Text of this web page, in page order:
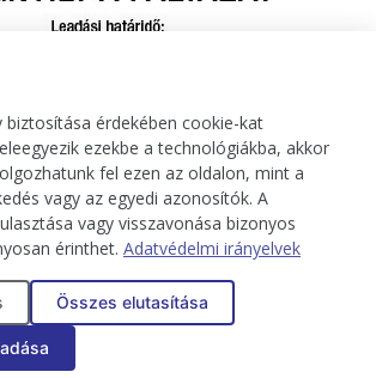
Médiaajánlat
Jogi tudnivalók
Adatkezelési tájékoztató
2025. Minden jog fenntartva. onBRANDS
biztosítása érdekében cookie-kat
ezekbe a technológiákba, akkor
fel ezen az oldalon, mint a
vagy az egyedi azonosítók. A
vagy visszavonása bizonyos
érinthet. Adatvédelmi irányelvek
Összes elutasítása